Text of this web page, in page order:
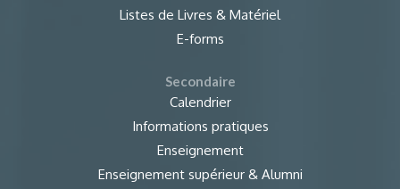
Listes de Livres & Matériel
E-forms
Secondaire
Calendrier
Informations pratiques
Enseignement
Enseignement supérieur & Alumni